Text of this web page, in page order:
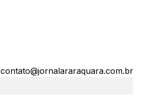
contato@jornalararaquara.com.br